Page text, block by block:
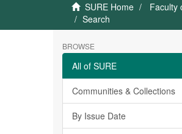
SURE Home Faculty
Search
BROWSE
All of SURE
Communities & Collections
By Issue Date